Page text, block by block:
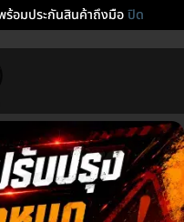
อมประกันสินค้าถึงมือปิด